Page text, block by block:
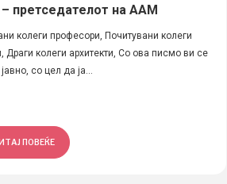
претседателот на ААМ
колеги професори, Почитувани колеги
Драги колеги архитекти, Со ова писмо ви се
со цел да ја...
ПОВЕЌЕ